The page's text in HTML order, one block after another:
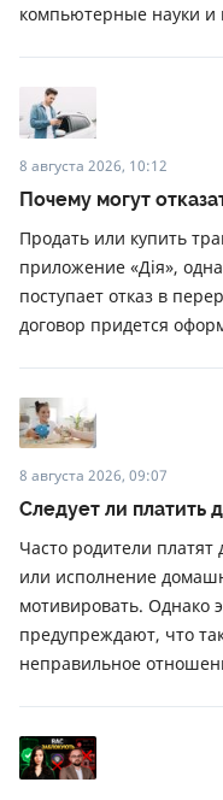
компьютерные науки и
8 августа 2026, 10:12
Почему могут
Продать или купить
приложение «Дія»,
поступает отказ в
договор придется
8 августа 2026, 09:07
Следует ли платить
Часто родители
или исполнение
мотивировать. Однако
предупреждают, что
неправильное